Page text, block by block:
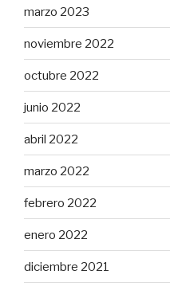
marzo 2023
noviembre 2022
octubre 2022
junio 2022
abril 2022
marzo 2022
febrero 2022
enero 2022
diciembre 2021